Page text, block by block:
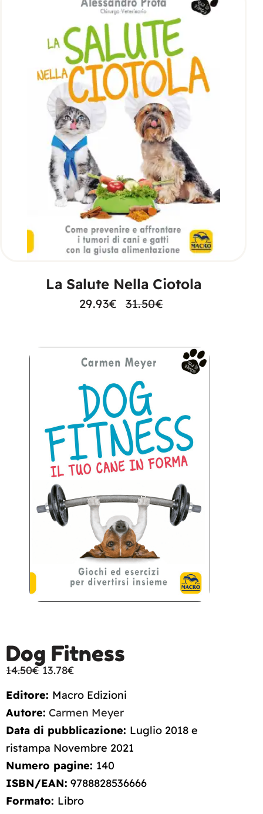
AGGIUNGI AL CARRELLO
La Salute Nella Ciotola
31.50€
29.93€
Dog Fitness
14.50€ 13.78€
Editore: Macro Edizioni
Autore: Carmen Meyer
Data di pubblicazione: Luglio 2018 e
ristampa Novembre 2021
Numero pagine: 140
ISBN/EAN: 9788828536666
Formato: Libro